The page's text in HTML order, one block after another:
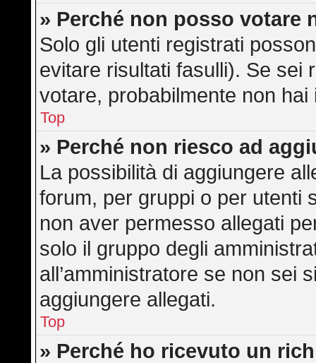
» Perché non posso votare
Solo gli utenti registrati
evitare risultati fasulli). Se sei
votare, probabilmente non hai
Top
» Perché non riesco ad
La possibilità di aggiungere
forum, per gruppi o per utenti
non aver permesso allegati
solo il gruppo degli
all’amministratore se non sei
aggiungere allegati.
Top
» Perché ho ricevuto un